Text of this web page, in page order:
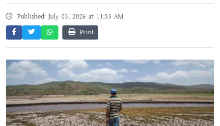
Published: July 03, 2026 at 11:33 AM
Print